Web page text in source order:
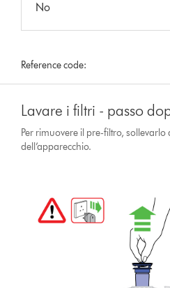
No
Reference code:
Lavare i filtri - passo
Per rimuovere il pre-filtro,
dell’apparecchio.